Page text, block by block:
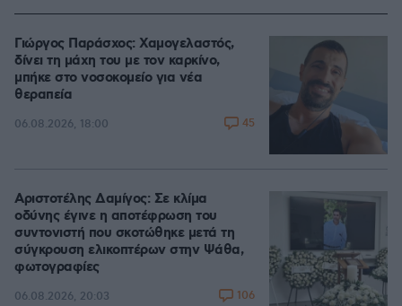
Γιώργος Παράσχος: Χαμογελαστός,
δίνει τη μάχη του με τον καρκίνο,
μπήκε στο νοσοκομείο για νέα
θεραπεία
06.08.2026, 18:00 45
Αριστοτέλης Δαμίγος: Σε κλίμα
οδύνης έγινε η αποτέφρωση του
συντονιστή που σκοτώθηκε μετά τη
σύγκρουση ελικοπτέρων στην Ψάθα,
φωτογραφίες
06.08.2026, 20:03 106